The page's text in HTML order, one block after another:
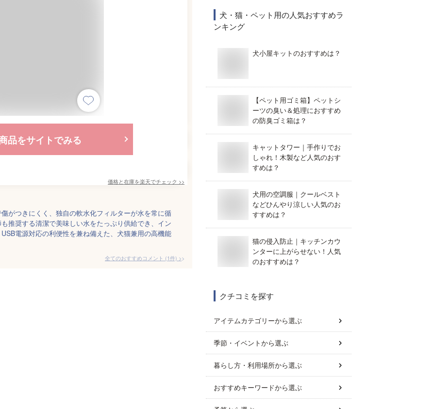
品をサイトでみる
価格と在庫を楽天でチェック >>
がつきにくく、独自の軟水化フィルターが水を常に循
推奨する清潔で美味しい水をたっぷり供給でき、イン
電源対応の利便性を兼ね備えた、犬猫兼用の高機能
全てのおすすめコメント (1件) >
犬・猫・ペット用の人気おすすめラ
ンキング
犬小屋キットのおすすめは？
【ペット用ゴミ箱】ペットシ
ーツの臭い＆処理におすすめ
の防臭ゴミ箱は？
キャットタワー｜手作りでお
しゃれ！木製など人気のおす
すめは？
犬用の空調服｜クールベスト
などひんやり涼しい人気のお
すすめは？
猫の侵入防止｜キッチンカウ
ンターに上がらせない！人気
のおすすめは？
クチコミを探す
アイテムカテゴリーから選ぶ
季節・イベントから選ぶ
暮らし方・利用場所から選ぶ
おすすめキーワードから選ぶ